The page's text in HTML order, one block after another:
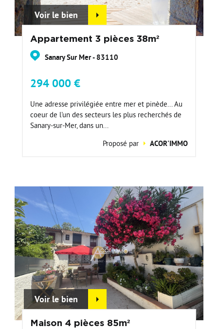
Voir le bien
Appartement 3 pièces 38m²
Sanary Sur Mer - 83110
294 000 €
Une adresse privilégiée entre mer et pinède... Au
coeur de l'un des secteurs les plus recherchés de
Sanary-sur-Mer, dans un...
Proposé par
ACOR'IMMO
Voir le bien
Maison 4 pièces 85m²